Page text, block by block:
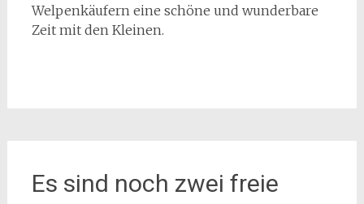
Welpenkäufern eine schöne und wunderbare
Zeit mit den Kleinen.
Es sind noch zwei freie